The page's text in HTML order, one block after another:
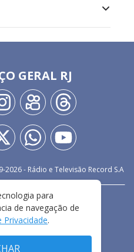
GERAL RJ
2026- Rádio e Televisão Record S.A
PRIVACIDADE
DE USO
para
de navegação de
Privacidade.